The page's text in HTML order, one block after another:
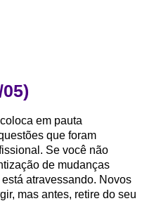
em pauta
que foram
Se você não
de mudanças
atravessando. Novos
mas antes, retire do seu